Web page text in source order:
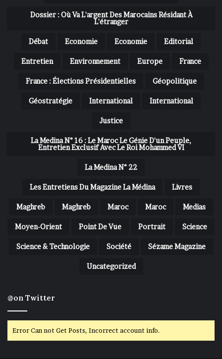
Dossier : Où Va L'argent Des Marocains Résidant À
L'étranger
Débat Economie Economie Editorial
Entretien Environnement Europe France
France : Élections Présidentielles Géopolitique
Géostratégie International International
Justice
La Medina N° 16 : Le Maroc Le Génie D'un Peuple,
Entretien Exclusif Avec Le Roi Mohammed VI
La Medina N° 22
Les Entretiens Du Magazine La Médina Livres
Maghreb Maghreb Maroc Maroc Medias
Moyen-Orient Point De Vue Portrait Science
Science & Technologie Société Sézame Magazine
Uncategorized
@on Twitter
Error Can not Get Posts, Incorrect account info.